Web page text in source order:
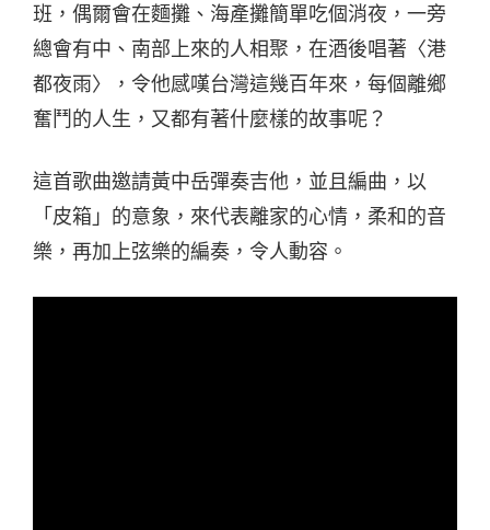
班，偶爾會在麵攤、海產攤簡單吃個消夜，一旁
總會有中、南部上來的人相聚，在酒後唱著〈港
都夜雨〉，令他感嘆台灣這幾百年來，每個離鄉
奮鬥的人生，又都有著什麼樣的故事呢？
這首歌曲邀請黃中岳彈奏吉他，並且編曲，以
「皮箱」的意象，來代表離家的心情，柔和的音
樂，再加上弦樂的編奏，令人動容。